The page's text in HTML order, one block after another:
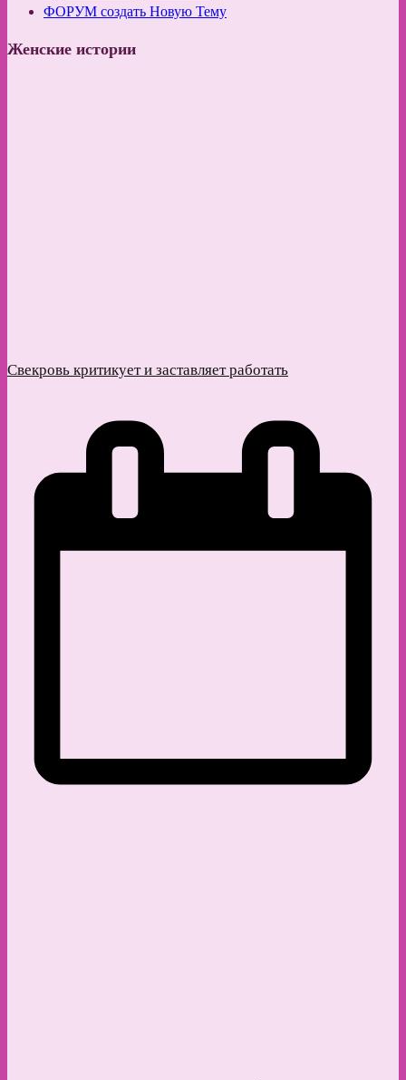
ФОРУМ создать Новую Тему
Женские истории
Свекровь критикует и заставляет работать